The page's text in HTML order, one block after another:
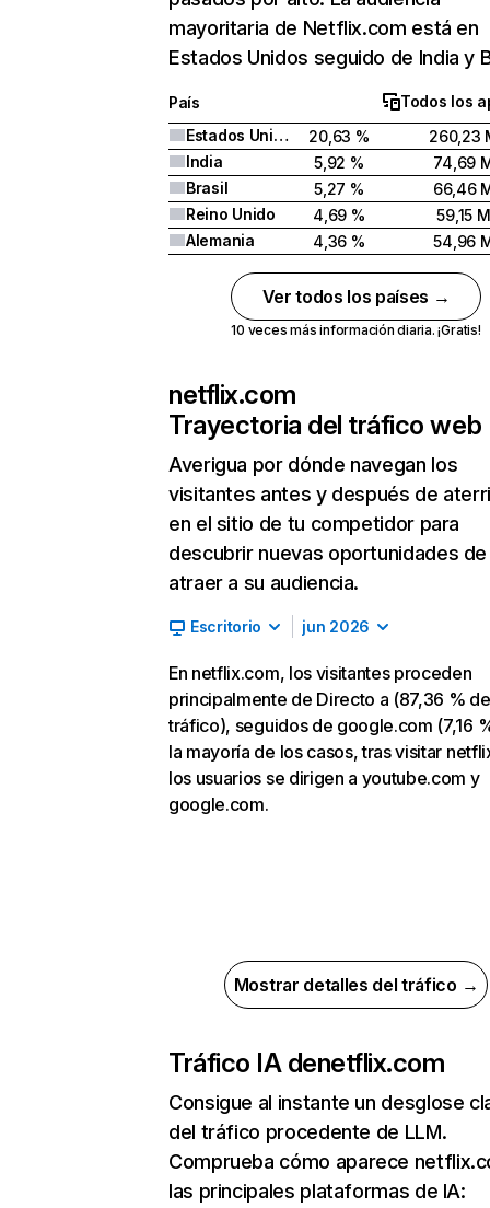
mayoritaria de Netflix.com está en
Estados Unidos seguido de India y
País
Todos los
Estados Unidos
20,63 %
260,23
India
5,92 %
74,69
Brasil
5,27 %
66,46
Reino Unido
4,69 %
59,15 M
Alemania
4,36 % 54,96
Ver todos los países →
10 veces más información diaria. ¡Gratis!
netflix.com
Trayectoria del tráfico web
Averigua por dónde navegan los
visitantes antes y después de
en el sitio de tu competidor para
descubrir nuevas oportunidades de
atraer a su audiencia.
Escritorio jun 2026
En netflix.com, los visitantes proceden
principalmente de Directo a (87,36 % de
tráfico), seguidos de google.com (7,16
la mayoría de los casos, tras visitar
los usuarios se dirigen a youtube.com y
google.com.
Mostrar detalles del tráfico →
Tráfico IA denetflix.com
Consigue al instante un desglose
del tráfico procedente de LLM.
Comprueba cómo aparece
las principales plataformas de IA: